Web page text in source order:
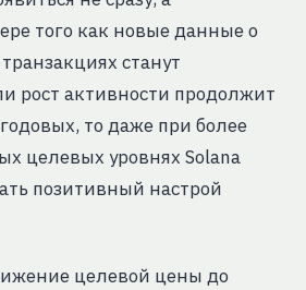
того как новые данные о
станут
рост активности продолжит
то даже при более
целевых уровнях Solana
позитивный настрой
целевой цены до